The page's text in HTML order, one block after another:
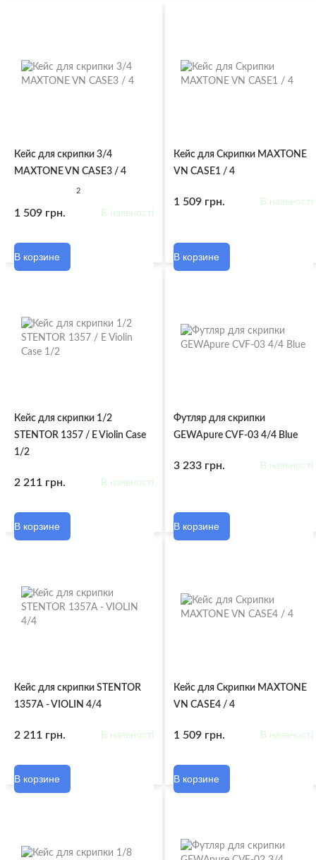
2
Кейс для скрипки 3/4
MAXTONE VN CASE3 / 4
1 509 грн. В наявності
В корзине
Кейс для Скрипки MAXTONE
VN CASE1 / 4
1 509 грн. В наявності
В корзине
Кейс для скрипки 1/2
STENTOR 1357 / E Violin Case
1/2
2 211 грн. В наявності
В корзине
Футляр для скрипки
GEWApure CVF-03 4/4 Blue
3 233 грн. В наявності
В корзине
Кейс для скрипки STENTOR
1357A - VIOLIN 4/4
2 211 грн. В наявності
В корзине
Кейс для Скрипки MAXTONE
VN CASE4 / 4
1 509 грн. В наявності
В корзине